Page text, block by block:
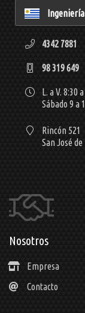
4342 7881
98 319 649
L. a V. 8:30
Sábado 9 a
Rincón 521
San José
Nosotros
Empresa
Contacto